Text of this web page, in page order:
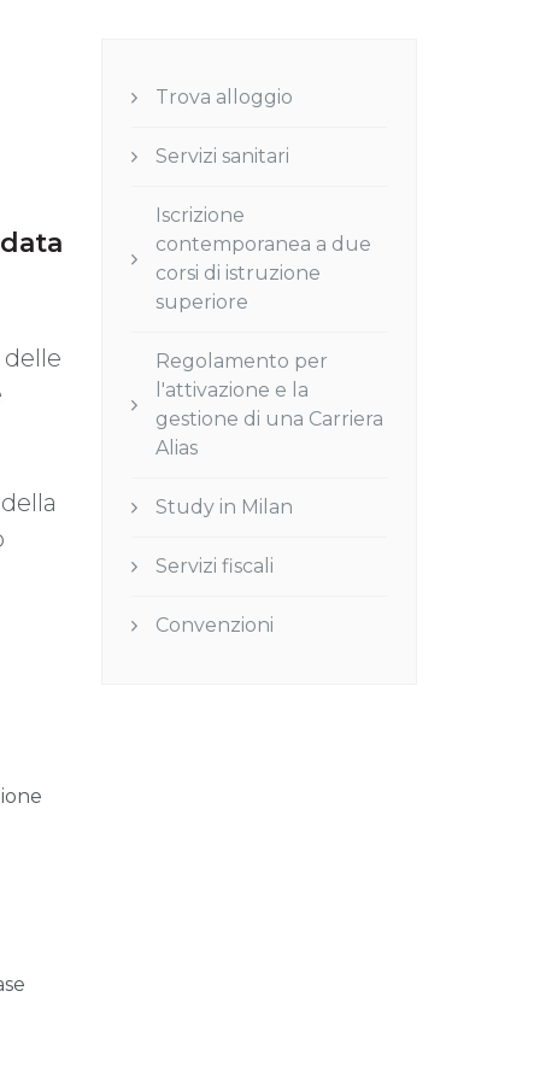
Trova alloggio
Servizi sanitari
Iscrizione
contemporanea a due
corsi di istruzione
superiore
Regolamento per
l'attivazione e la
gestione di una Carriera
Alias
Study in Milan
Servizi fiscali
Convenzioni